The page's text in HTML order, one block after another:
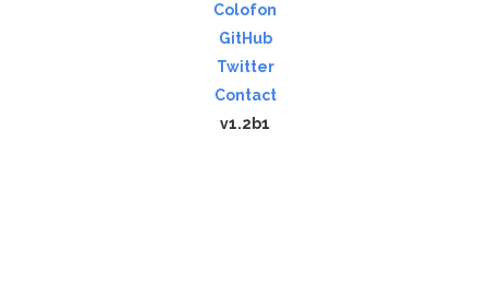
Colofon
GitHub
Twitter
Contact
v1.2b1